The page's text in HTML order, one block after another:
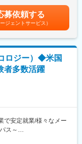
の働き方となるため、
休日130日に加えて有
る方も多くいます。
すのはもちろん、他事
ざいます。（※病院の
ング支援、人事担当
しますが、同社では基
サイン先を決定しま
ます。日々の仕事の悩
活躍をサポートしま
年収に反映されます。
四半期一時金などの
賞与＋手当）550万円
金はあくまでも目安
性があります。月給(月
募依頼する
ージェントサービス）
ロジー）◆米国
者多数活躍
で安定就業/様々なメー
ス～